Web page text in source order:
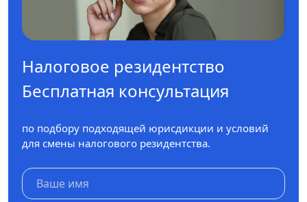
Налоговое резидентство
Бесплатная консультация
по подбору подходящей юрисдикции и условий
для смены налогового резидентства.